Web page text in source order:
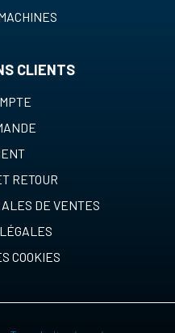
CLIENTS
RETOUR
DE VENTES
COOKIES